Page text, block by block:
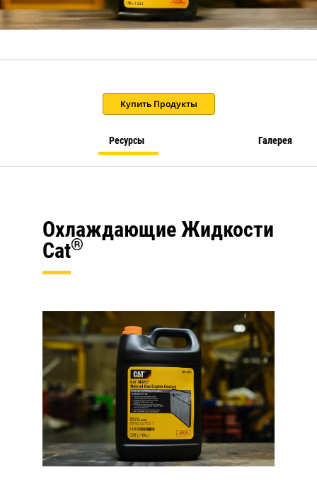
Купить Продукты
Ресурсы Галерея
Охлаждающие Жидкости
Cat®